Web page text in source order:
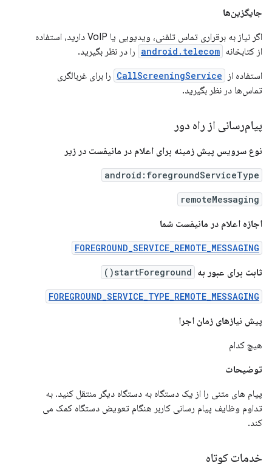
جایگزین‌ها
اگر نیاز به برقراری تماس تلفنی، ویدیویی یا VoIP دارید، استفاده
از کتابخانه android.telecom را در نظر بگیرید.
استفاده از
CallScreeningService را برای غربالگری
تماس‌ها در نظر بگیرید.
پیام‌رسانی از راه دور
نوع سرویس پیش زمینه برای اعلام در مانیفست در زیر
android:foregroundServiceType
remoteMessaging
اجازه اعلام در مانیفست شما
FOREGROUND_SERVICE_REMOTE_MESSAGING
ثابت برای عبور به startForeground()
FOREGROUND_SERVICE_TYPE_REMOTE_MESSAGING
پیش نیازهای زمان اجرا
هیچ کدام
توضیحات
پیام های متنی را از یک دستگاه به دستگاه دیگر منتقل کنید. به
تداوم وظایف پیام رسانی کاربر هنگام تعویض دستگاه کمک می
کند.
خدمات کوتاه